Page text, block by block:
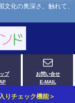
化の奥深さ。触れて、
プ
お問い合せ
E-MAIL
りチェック機能＞